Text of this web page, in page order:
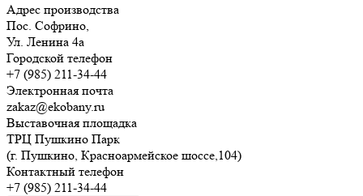
Адрес производства
Пос. Софрино,
Ул. Ленина 4а
Городской телефон
+7 (985) 211-34-44
Электронная почта
zakaz@ekobany.ru
Выставочная площадка
ТРЦ Пушкино Парк
(г. Пушкино, Красноармейское шоссе,104)
Контактный телефон
+7 (985) 211-34-44